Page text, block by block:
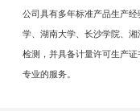
公司具有多年标准产品生产
学、湖南大学、长沙学院、
检测，并具备计量许可生产
专业的服务。